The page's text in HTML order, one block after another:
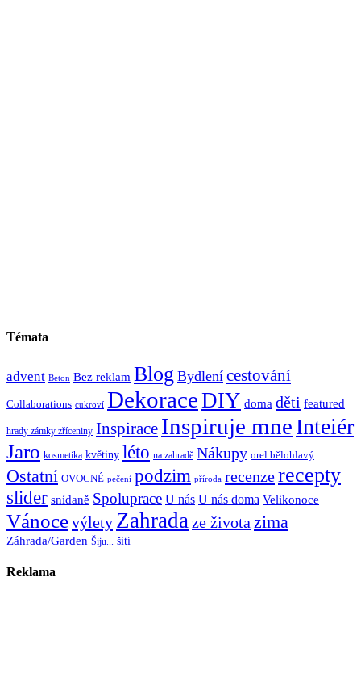
Témata
advent Beton Bez reklam Blog Bydlení cestování
Collaborations cukroví DekoraceDIY doma děti featured
hrady zámky zříceniny Inspirace Inspiruje mneInteiér
Jaro kosmetika květiny léto na zahradě Nákupy orel bělohlavý
Ostatní OVOCNÉ pečení podzim příroda recenzerecepty
slider snídaně Spoluprace U nás U nás doma Velikonoce
Vánocevýlety Zahrada ze života zima
Záhrada/Garden Šiju... šití
Reklama